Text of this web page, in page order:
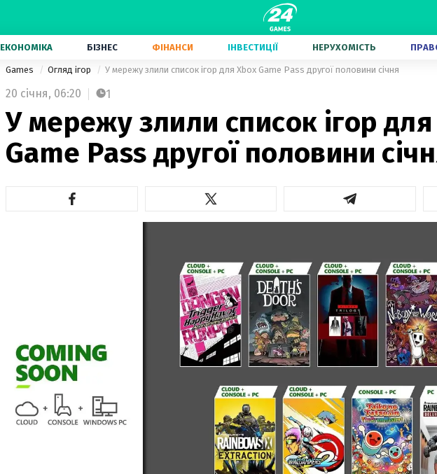
ЕКОНОМІКА БІЗНЕС ФІНАНСИ ІНВЕСТИЦІЇ НЕРУХОМІСТЬ
Games Огляд ігор У мережу злили список ігор для Xbox Game Pass другої половини січня
20 січня, 06:20 1
У мережу злили список ігор
Game Pass другої половини